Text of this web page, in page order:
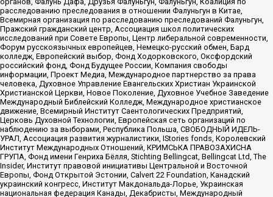
расследованию преследования в отношении Фалуньгун в Китае,
Всемирная организация по расследованию преследований Фалуньгун,
Пражский гражданский центр, Ассоциация школ политических
исследований при Совете Европы, Центр либеральной современности,
Форум русскоязычных европейцев, Немецко-русский обмен, Бард
колледж, Европейский выбор, Фонд Ходорковского, Оксфордский
российский фонд, Фонд Будущее России, Компания свободы
информации, Проект Медиа, Международное партнерство за права
человека, Духовное Управление Евангельских Христиан Украинской
Христианской Церкви, Новое Поколение, Духовное Учебное Заведение
Международный Библейский Колледж, Международное христианское
движение, Всемирный Институт Саентологических Предприятий,
Церковь Духовной Технологии, Европейская сеть организаций по
наблюдению за выборами, Республика Польша, СВОБОДНЫЙ ИДЕЛЬ-
УРАЛ, Ассоциация развития журналистики, IStories fonds, Королевский
Институт Международных Отношений, КРИМСЬКА ПРАВОЗАХИСНА
ГРУПА, Фонд имени Генриха Бёлля, Stichting Bellingcat, Bellingcat Ltd, The
Insider, Институт правовой инициативы Центральной и Восточной
Европы, Фонд Открытой Эстонии, Calvert 22 Foundation, Канадский
украинский конгресс, Институт Макдональда-Лорье, Украинская
национальная федерация Канады, Декабристы, Международный